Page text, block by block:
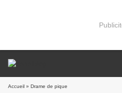
Accueil » Drame de pique